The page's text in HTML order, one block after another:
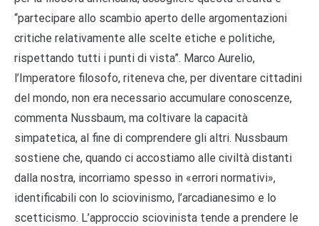
“partecipare allo scambio aperto delle argomentazioni
critiche relativamente alle scelte etiche e politiche,
rispettando tutti i punti di vista”. Marco Aurelio,
l’Imperatore filosofo, riteneva che, per diventare cittadini
del mondo, non era necessario accumulare conoscenze,
commenta Nussbaum, ma coltivare la capacità
simpatetica, al fine di comprendere gli altri. Nussbaum
sostiene che, quando ci accostiamo alle civiltà distanti
dalla nostra, incorriamo spesso in «errori normativi»,
identificabili con lo sciovinismo, l’arcadianesimo e lo
scetticismo. L’approccio sciovinista tende a prendere le